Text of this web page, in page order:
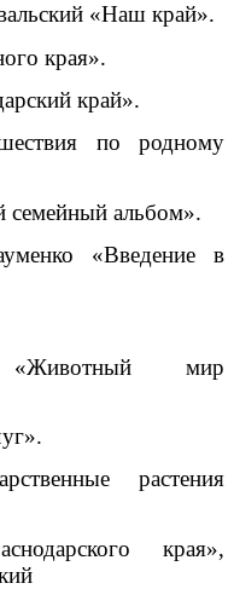
«Наш край».
края».
край».
по родному
альбом».
«Введение в
мир
растения
края»,